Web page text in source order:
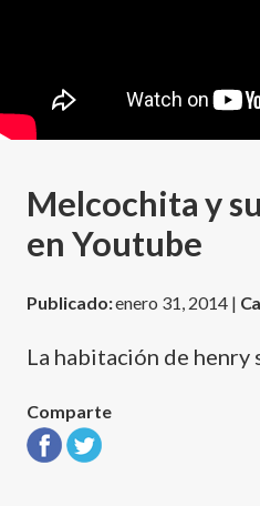
Melcochita y
en Youtube
Publicado:enero 31, 2014 |
La habitación de henry
Comparte